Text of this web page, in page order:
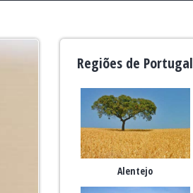
Regiões de Portugal
Alentejo